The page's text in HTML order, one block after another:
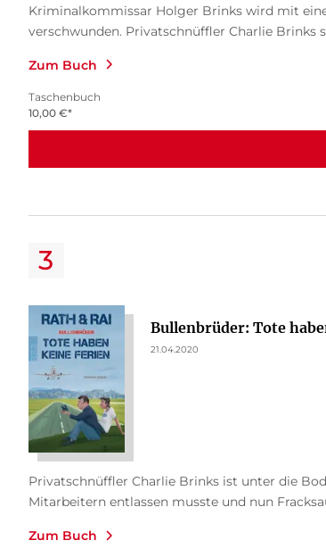
Kriminalkommissar Holger Brinks wird mit
verschwunden. Privatschnüffler Charlie Brinks
Zum Buch
Taschenbuch
10,00 €*
Bullenbrüder: Tote
21.04.2020
Privatschnüffler Charlie Brinks ist unter die
Mitarbeitern entlassen musste und nun
Zum Buch